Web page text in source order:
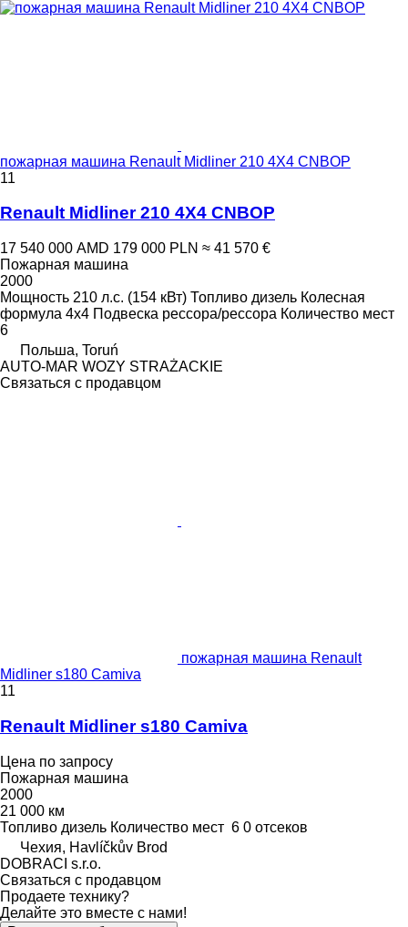
пожарная машина Renault Midliner 210 4X4 CNBOP
11
Renault Midliner 210 4X4 CNBOP
17 540 000 AMD 179 000 PLN ≈ 41 570 €
Пожарная машина
2000
Мощность 210 л.с. (154 кВт) Топливо дизель Колесная
формула 4x4 Подвеска рессора/рессора Количество мест
6
Польша, Toruń
AUTO-MAR WOZY STRAŻACKIE
Связаться с продавцом
пожарная машина Renault
Midliner s180 Camiva
11
Renault Midliner s180 Camiva
Цена по запросу
Пожарная машина
2000
21 000 км
Топливо дизель Количество мест 6 0 отсеков
Чехия, Havlíčkův Brod
DOBRACI s.r.o.
Связаться с продавцом
Продаете технику?
Делайте это вместе с нами!